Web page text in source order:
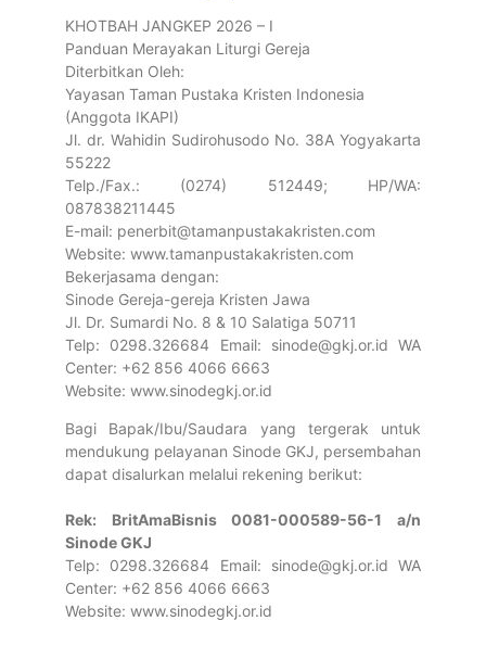
KHOTBAH JANGKEP 2026 – I
Panduan Merayakan Liturgi Gereja
Diterbitkan Oleh:
Yayasan Taman Pustaka Kristen Indonesia
(Anggota IKAPI)
Jl. dr. Wahidin Sudirohusodo No. 38A Yogyakarta
55222
Telp./Fax.: (0274) 512449; HP/WA:
087838211445
E-mail: penerbit@tamanpustakakristen.com
Website: www.tamanpustakakristen.com
Bekerjasama dengan:
Sinode Gereja-gereja Kristen Jawa
Jl. Dr. Sumardi No. 8 & 10 Salatiga 50711
Telp: 0298.326684 Email: sinode@gkj.or.id WA
Center: +62 856 4066 6663
Website: www.sinodegkj.or.id
Bagi Bapak/Ibu/Saudara yang tergerak untuk
mendukung pelayanan Sinode GKJ, persembahan
dapat disalurkan melalui rekening berikut:
Rek: BritAmaBisnis 0081-000589-56-1 a/n
Sinode GKJ
Telp: 0298.326684 Email: sinode@gkj.or.id WA
Center: +62 856 4066 6663
Website: www.sinodegkj.or.id